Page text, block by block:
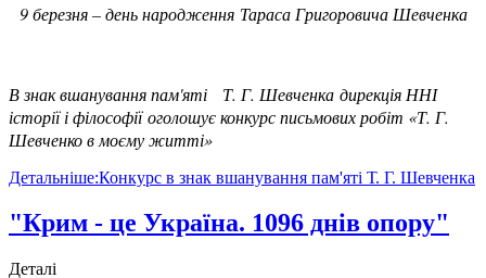
9 березня – день народження Тараса Григоровича Шевченка
В знак вшанування пам'яті Т. Г. Шевченка дирекція ННІ
історії і філософіїоголошує конкурс письмових робіт «Т. Г.
Шевченко в моєму житті»
Детальніше:Конкурс в знак вшанування пам'яті Т. Г. Шевченка
"Крим - це Україна. 1096 днів опору"
Деталі